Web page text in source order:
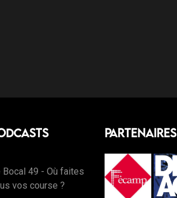
Bocal 49 - Où faites
vos course ?
Partenaires